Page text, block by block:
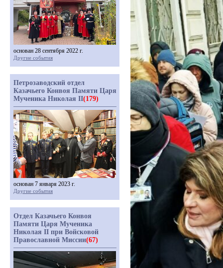
основан 28 сентября 2022 г.
Другие события
Петрозаводский отдел
Казачьего Конвоя Памяти Царя
Мученика Николая II(179)
основан 7 января 2023 г.
Другие события
Отдел Казачьего Конвоя
Памяти Царя Мученика
Николая II при Войсковой
Православной Миссии(67)